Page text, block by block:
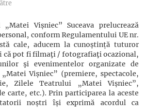
Vișniec” Suceava prelucrează
conform Regulamentului UE nr.
cale, aducem la cunoștință tuturor
că pot fi filmaţi / fotografiaţi ocazional,
şi evenimentelor organizate de
Vișniec” (premiere, spectacole,
Zilele Teatrului „Matei Vișniec”,
carte, etc.). Prin participarea la aceste
noștri își exprimă acordul ca